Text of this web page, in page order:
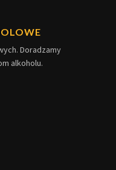
Doradzamy
alkoholu.